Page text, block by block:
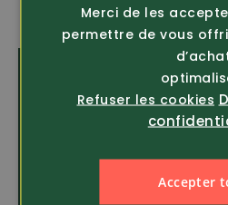
Gants
vos loisirs à l'extérieur
des gants adaptés. Nos
Merci de les
permettre de vous
Refuser les cookies
Accepter